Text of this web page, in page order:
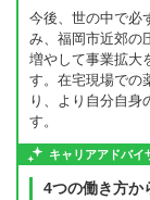
今後、世の中で必
み、福岡市近郊の
増やして事業拡大
す。在宅現場での
り、より自分自身
す。
キャリアアドバイ
4つの働き方か